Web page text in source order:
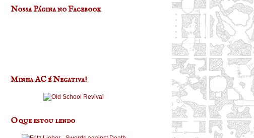
Nossa Página no Facebook
Minha AC é Negativa!
O que estou lendo